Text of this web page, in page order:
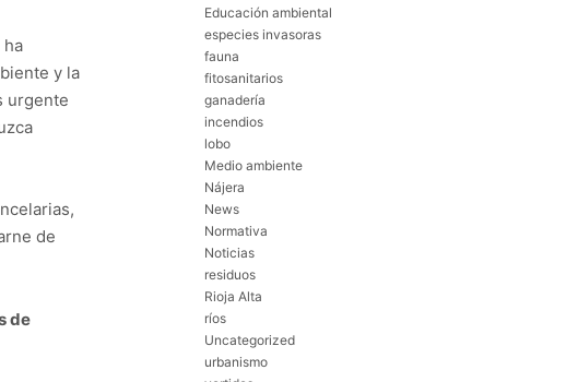
ha
y la
urgente
de
de
Educación ambiental
especies invasoras
fauna
fitosanitarios
ganadería
incendios
lobo
Medio ambiente
Nájera
News
Normativa
Noticias
residuos
Rioja Alta
ríos
Uncategorized
urbanismo